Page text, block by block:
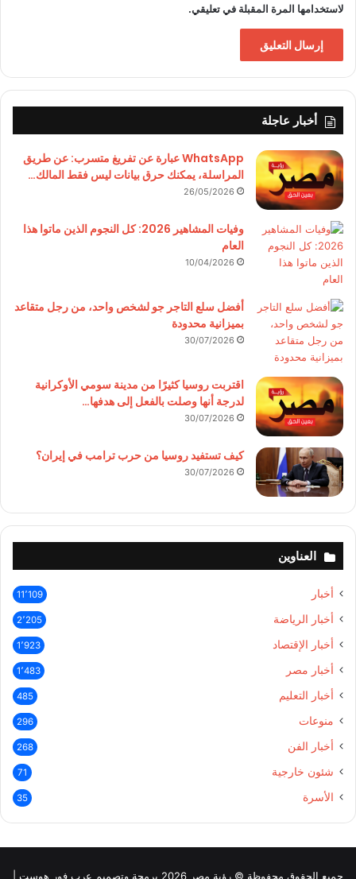
لاستخدامها المرة المقبلة في تعليقي.
أخبار عاجلة
WhatsApp عبارة عن تفريغ متسرب: عن طريق
المراسلة، يمكنك حرق بيانات ليس فقط المالك…
26/05/2026
وفيات المشاهير 2026: كل النجوم الذين ماتوا هذا
العام
10/04/2026
أفضل سلع التاجر جو لشخص واحد، من رجل متقاعد
بميزانية محدودة
30/07/2026
اقتربت روسيا كثيرًا من مدينة سومي الأوكرانية
لدرجة أنها وصلت بالفعل إلى هدفها…
30/07/2026
كيف تستفيد روسيا من حرب ترامب في إيران؟
30/07/2026
العناوين
أخبار 11٬109
أخبار الرياضة 2٬205
أخبار الإقتصاد 1٬923
أخبار مصر 1٬483
أخبار التعليم 485
منوعات 296
أخبار الفن 268
شئون خارجية 71
الأسرة 35
جميع الحقوق محفوظة © رؤية مصر 2026 برمجة وتصميم عرب فور هوست |